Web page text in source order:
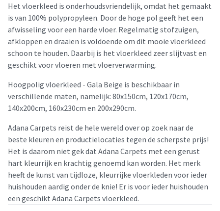
Het vloerkleed is onderhoudsvriendelijk, omdat het gemaakt
is van 100% polypropyleen. Door de hoge pol geeft het een
afwisseling voor een harde vloer. Regelmatig stofzuigen,
afkloppen en draaien is voldoende om dit mooie vloerkleed
schoon te houden. Daarbij is het vloerkleed zeer slijtvast en
geschikt voor vloeren met vloerverwarming.
Hoogpolig vloerkleed - Gala Beige is beschikbaar in
verschillende maten, namelijk: 80x150cm, 120x170cm,
140x200cm, 160x230cm en 200x290cm.
Adana Carpets reist de hele wereld over op zoek naar de
beste kleuren en productielocaties tegen de scherpste prijs!
Het is daarom niet gek dat Adana Carpets met een gerust
hart kleurrijk en krachtig genoemd kan worden. Het merk
heeft de kunst van tijdloze, kleurrijke vloerkleden voor ieder
huishouden aardig onder de knie! Er is voor ieder huishouden
een geschikt Adana Carpets vloerkleed.